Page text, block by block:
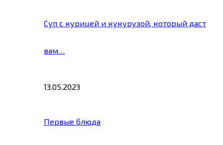
Суп с курицей и кукурузой, который даст
вам…
13.05.2023
Первые блюда